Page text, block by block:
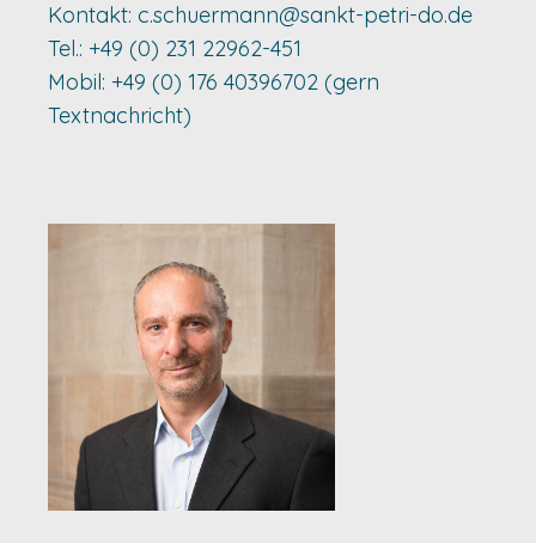
Kontakt: c.schuermann@sankt-petri-do.de
Tel.: +49 (0) 231 22962-451
Mobil: +49 (0) 176 40396702 (gern
Textnachricht)